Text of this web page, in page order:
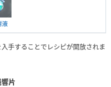
液
手することでレシピが開放されま
片